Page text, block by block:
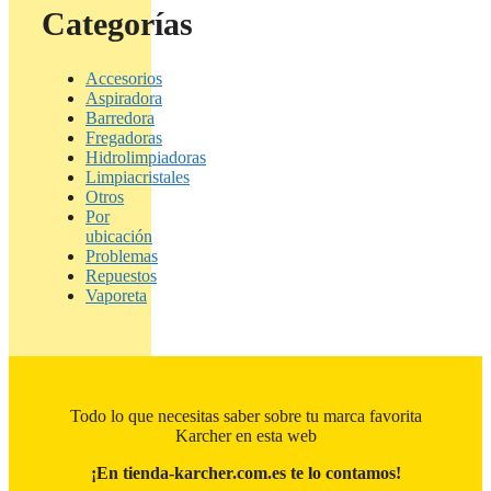
Categorías
Accesorios
Aspiradora
Barredora
Fregadoras
Hidrolimpiadoras
Limpiacristales
Otros
Por
ubicación
Problemas
Repuestos
Vaporeta
Todo lo que necesitas saber sobre tu marca favorita
Karcher en esta web
¡En tienda-karcher.com.es te lo contamos!